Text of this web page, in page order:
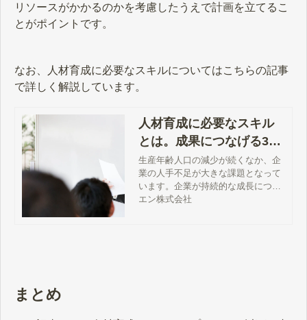
リソースがかかるのかを考慮したうえで計画を立てるこ
とがポイントです。
なお、人材育成に必要なスキルについてはこちらの記事
で詳しく解説しています。
人材育成に必要なスキル
とは。成果につなげる3つ
のポイント
生産年齢人口の減少が続くなか、企
業の人手不足が大きな課題となって
います。企業が持続的な成長につな
げるには、これからの時代に求めら
エン株式会社
まとめ